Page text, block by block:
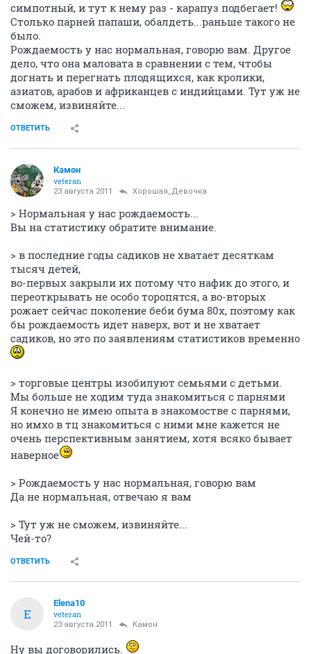
симпотный, и тут к нему раз - карапуз подбегает!
Столько парней папаши, обалдеть...раньше такого не
было.
Рождаемость у нас нормальная, говорю вам. Другое
дело, что она маловата в сравнении с тем, чтобы
догнать и перегнать плодящихся, как кролики,
азиатов, арабов и африканцев с индийцами. Тут уж не
сможем, извиняйте...
ОТВЕТИТЬ
Камон
veteran
23 августа 2011 Хорошая_Девочка
> Нормальная у нас рождаемость...
Вы на статистику обратите внимание.
> в последние годы садиков не хватает десяткам
тысяч детей,
во-первых закрыли их потому что нафик до этого, и
переоткрывать не особо торопятся, а во-вторых
рожает сейчас поколение беби бума 80х, поэтому как
бы рождаемость идет наверх, вот и не хватает
садиков, но это по заявлениям статистиков временно
> торговые центры изобилуют семьями с детьми.
Мы больше не ходим туда знакомиться с парнями
Я конечно не имею опыта в знакомостве с парнями,
но имхо в тц знакомиться с ними мне кажется не
очень перспективным занятием, хотя всяко бывает
наверное
> Рождаемость у нас нормальная, говорю вам
Да не нормальная, отвечаю я вам
> Тут уж не сможем, извиняйте...
Чей-то?
ОТВЕТИТЬ
E
Elena10
veteran
23 августа 2011 Камон
Ну вы договорились.